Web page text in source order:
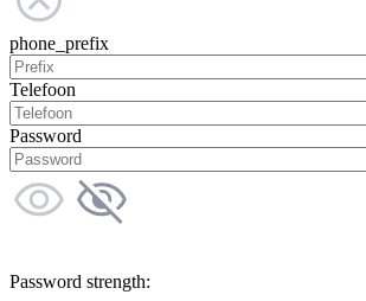
phone_prefix
Telefoon
Password
Password strength: